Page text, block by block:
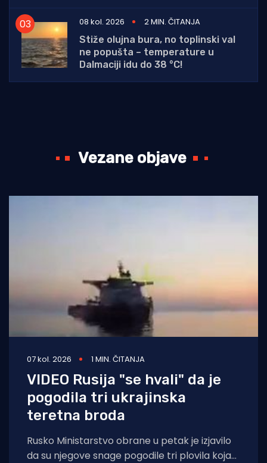
08 kol. 2026
2 MIN. ČITANJA
Stiže olujna bura, no toplinski val
ne popušta – temperature u
Dalmaciji idu do 38 °C!
Vezane objave
07 kol. 2026 1 MIN. ČITANJA
VIDEO Rusija "se hvali" da je
pogodila tri ukrajinska
teretna broda
Rusko Ministarstvo obrane u petak je izjavilo
da su njegove snage pogodile tri plovila koja